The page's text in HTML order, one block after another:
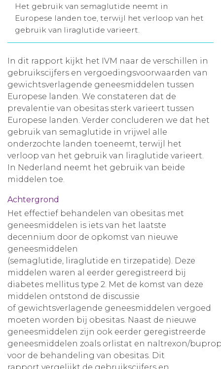
Aanmelden nieuwsbrief
Inloggen
Toegang leeromgeving
Het gebruik van semaglutide neemt in
Europese landen toe, terwijl het verloop van het
gebruik van liraglutide varieert.
In dit rapport kijkt het IVM naar de verschillen in
gebruikscijfers en vergoedingsvoorwaarden van
gewichtsverlagende geneesmiddelen tussen
Europese landen. We constateren dat de
prevalentie van obesitas sterk varieert tussen
Europese landen. Verder concluderen we dat het
gebruik van semaglutide in vrijwel alle
onderzochte landen toeneemt, terwijl het
verloop van het gebruik van liraglutide varieert.
In Nederland neemt het gebruik van beide
middelen toe.
Achtergrond
Het effectief behandelen van obesitas met
geneesmiddelen is iets van het laatste
decennium door de opkomst van nieuwe
geneesmiddelen
(semaglutide, liraglutide en tirzepatide). Deze
middelen waren al eerder geregistreerd bij
diabetes mellitus type 2. Met de komst van deze
middelen ontstond de discussie
of gewichtsverlagende geneesmiddelen vergoed
moeten worden bij obesitas. Naast de nieuwe
geneesmiddelen zijn ook eerder geregistreerde
geneesmiddelen zoals orlistat en naltrexon/
voor de behandeling van obesitas. Dit